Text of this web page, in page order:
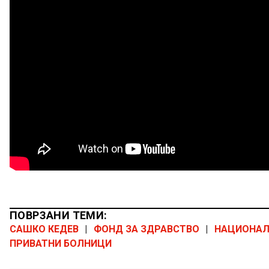
ПОВРЗАНИ ТЕМИ:
САШКО КЕДЕВ ФОНД ЗА ЗДРАВСТВО
ПРИВАТНИ БОЛНИЦИ